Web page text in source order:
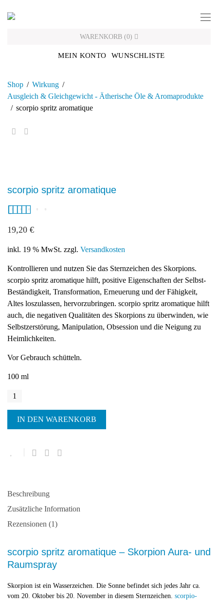
WARENKORB (0)
MEIN KONTO WUNSCHLISTE
Shop / Wirkung /
Ausgleich & Gleichgewicht - Ätherische Öle & Aromaprodukte
/ scorpio spritz aromatique
scorpio spritz aromatique
based on
customer rating
19,20 €
inkl. 19 % MwSt. zzgl. Versandkosten
Kontrollieren und nutzen Sie das Sternzeichen des Skorpions.
scorpio spritz aromatique hilft, positive Eigenschaften der Selbst-
Beständigkeit, Transformation, Erneuerung und der Fähigkeit,
Altes loszulassen, hervorzubringen. scorpio spritz aromatique hilft
auch, die negativen Qualitäten des Skorpions zu überwinden, wie
Selbstzerstörung, Manipulation, Obsession und die Neigung zu
Heimlichkeiten.
Vor Gebrauch schütteln.
100 ml
scorpio
aromatique
Menge
IN DEN WARENKORB
Beschreibung
Zusätzliche Information
Rezensionen (1)
scorpio spritz aromatique – Skorpion Aura- und
Raumspray
Skorpion ist ein Wasserzeichen. Die Sonne befindet sich jedes Jahr ca.
vom 20. Oktober bis 20. November in diesem Sternzeichen. scorpio-